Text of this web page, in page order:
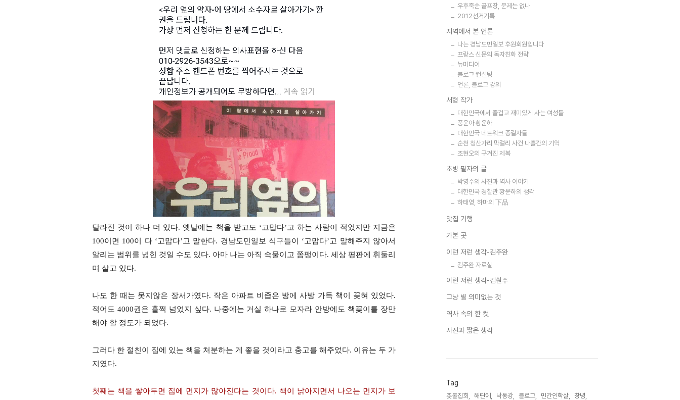
달라진 것이 하나 더 있다. 옛날에는 책을 받고도 ‘고맙다’고 하는 사람이 적었지만 지금은
100이면 100이 다 ‘고맙다’고 말한다. 경남도민일보 식구들이 ‘고맙다’고 말해주지 않아서
알리는 범위를 넓힌 것일 수도 있다. 아마 나는 아직 속물이고 쫌팽이다. 세상 평판에 휘둘리
며 살고 있다.
나도 한 때는 못지않은 장서가였다. 작은 아파트 비좁은 방에 사방 가득 책이 꽂혀 있었다.
적어도 4000권은 훌쩍 넘었지 싶다. 나중에는 거실 하나로 모자라 안방에도 책꽂이를 장만
해야 할 정도가 되었다.
그러다 한 절친이 집에 있는 책을 처분하는 게 좋을 것이라고 충고를 해주었다. 이유는 두 가
지였다.
첫째는 책을 쌓아두면 집에 먼지가 많아진다는 것이다. 책이 낡아지면서 나오는 먼지가 보
우후죽순 골프장, 문제는 없나
2012선거기록
지역에서 본 언론
나는 경남도민일보 후원회원입니다
프랑스 신문의 독자친화 전략
뉴미디어
블로그 컨설팅
언론, 블로그 강의
서형 작가
대한민국에서 즐겁고 재미있게 사는 여성들
풍운아 황운하
대한민국 네트워크 종결자들
순천 청산가리 막걸리 사건 나흘간의 기억
조현오의 구겨진 제복
초빙 필자의 글
박영주의 사진과 역사 이야기
대한민국 경찰관 황운하의 생각
하태영, 하마의 下品
맛집 기행
가본 곳
이런 저런 생각-김주완
김주완 자료실
이런 저런 생각-김훤주
그냥 별 의미없는 것
역사 속의 한 컷
사진과 짧은 생각
Tag
촛불집회, 해딴에, 낙동강, 블로그, 민간인학살,
창녕,